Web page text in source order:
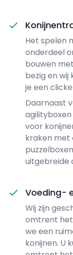
Het spelen
onderdeel
bouwen
bezig en
je een
Daarnaast
voor
kraken met
uitgebreide
Voeding-
Wij zijn
omtrent het
we een
konijnen. U